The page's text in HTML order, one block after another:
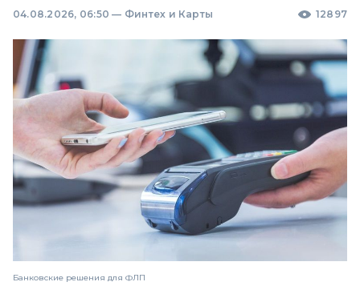
04.08.2026, 06:50 — Финтех и Карты 12897
Банковские решения для ФЛП